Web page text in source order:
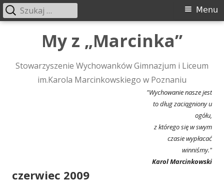
My z „Marcinka”
Stowarzyszenie Wychowanków Gimnazjum i Liceum
im.Karola Marcinkowskiego w Poznaniu
"Wychowanie nasze jest
to dług zaciągniony u
ogółu,
z którego się w swym
czasie wypłacać
winniśmy."
Karol Marcinkowski
Menu
główne
Menu
Szukaj:
czerwiec 2009